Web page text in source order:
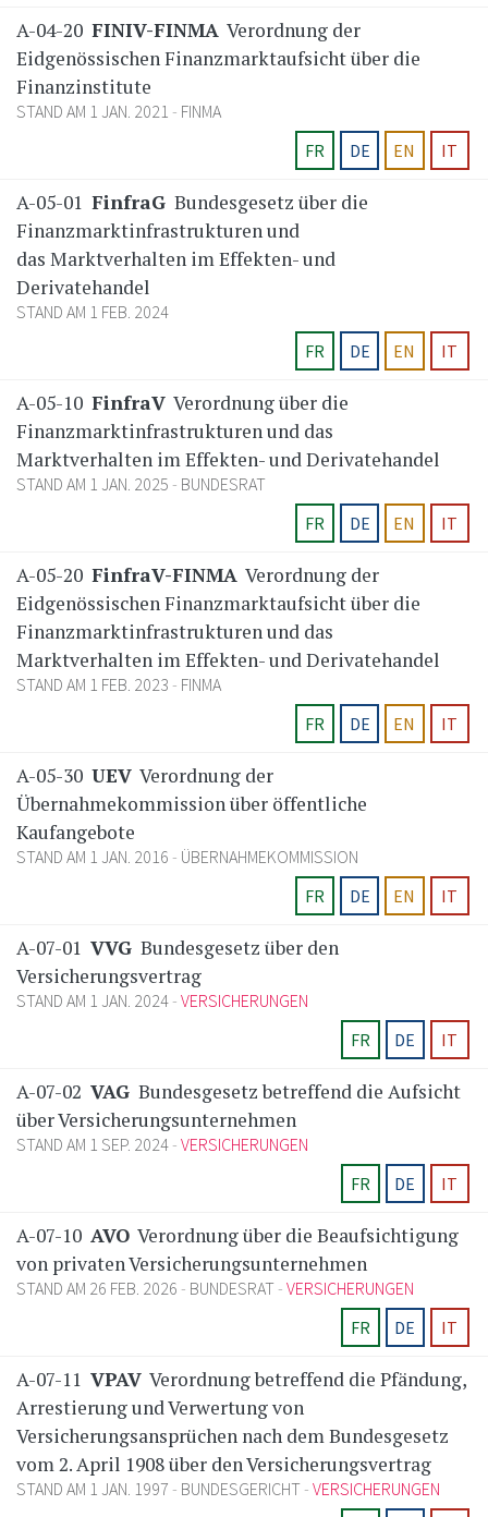
A-04-20 FINIV-FINMA Verordnung der
Eidgenössischen Finanzmarktaufsicht über die
Finanzinstitute
STAND AM 1 JAN. 2021
FINMA
FR
DE EN IT
A-05-01 FinfraG Bundesgesetz über die
Finanzmarktinfrastrukturen und
das Marktverhalten im Effekten- und
Derivatehandel
STAND AM 1 FEB. 2024
FR
DE EN IT
A-05-10 FinfraV Verordnung über die
Finanzmarktinfrastrukturen und das
Marktverhalten im Effekten- und Derivatehandel
STAND AM 1 JAN. 2025
BUNDESRAT
FR
DE EN IT
A-05-20 FinfraV-FINMA Verordnung der
Eidgenössischen Finanzmarktaufsicht über die
Finanzmarktinfrastrukturen und das
Marktverhalten im Effekten- und Derivatehandel
STAND AM 1 FEB. 2023
FINMA
FR
DE EN IT
A-05-30 UEV Verordnung der
Übernahmekommission über öffentliche
Kaufangebote
STAND AM 1 JAN. 2016
ÜBERNAHMEKOMMISSION
FR
DE EN IT
A-07-01 VVG Bundesgesetz über den
Versicherungsvertrag
STAND AM 1 JAN. 2024 VERSICHERUNGEN
FR
DE IT
A-07-02 VAG Bundesgesetz betreffend die Aufsicht
über Versicherungsunternehmen
STAND AM 1 SEP. 2024 VERSICHERUNGEN
FR
DE IT
A-07-10 AVO Verordnung über die Beaufsichtigung
von privaten Versicherungsunternehmen
STAND AM 26 FEB. 2026 BUNDESRAT VERSICHERUNGEN
FR
DE IT
A-07-11 VPAV Verordnung betreffend die Pfändung,
Arrestierung und Verwertung von
Versicherungsansprüchen nach dem Bundesgesetz
vom 2. April 1908 über den Versicherungsvertrag
STAND AM 1 JAN. 1997 BUNDESGERICHT VERSICHERUNGEN